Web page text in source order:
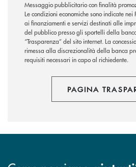
Messaggio pubblicitario con finalità
Le condizioni economiche sono indicate
ai finanziamenti e servizi destinati alle
del pubblico presso gli sportelli della
“Trasparenza” del sito internet. La
rimessa alla discrezionalità della banca
requisiti necessari in capo al richiedente.
PAGINA